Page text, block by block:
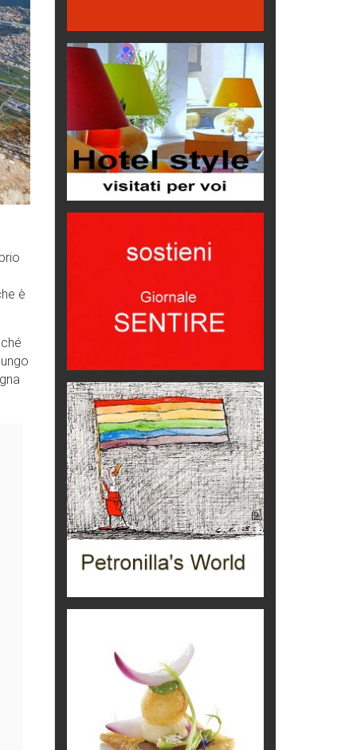
è
Bolzano: L'Eisenhut Boutique
Hotel
Oasi di piacere
Teodorico, sovrano illuminato
1500 anni dalla morte
Seconde case cambiano le scelte
degli italiani
Trend
Trentodoc Festival, bollicine di
montagna
Grecia, le donne di Olympos
Ecco come salvare il viaggio
C'era una volta la legge per le
valli del silenzio
Idee per il futuro
Torre dell'Orso, mare di Puglia
itinerari italiani
Boboli, il giardino della botanica
Gioielli italiani
Menzogne di stato
Le dichiarazioni di Maurizio Federico
Mio nonno, salvato dai russi
Storie...di storia
Macchine di guerra
Editoriale